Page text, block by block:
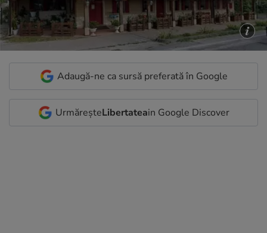
Adaugă-ne ca sursă preferată în Google
UrmăreșteLibertateain Google Discover